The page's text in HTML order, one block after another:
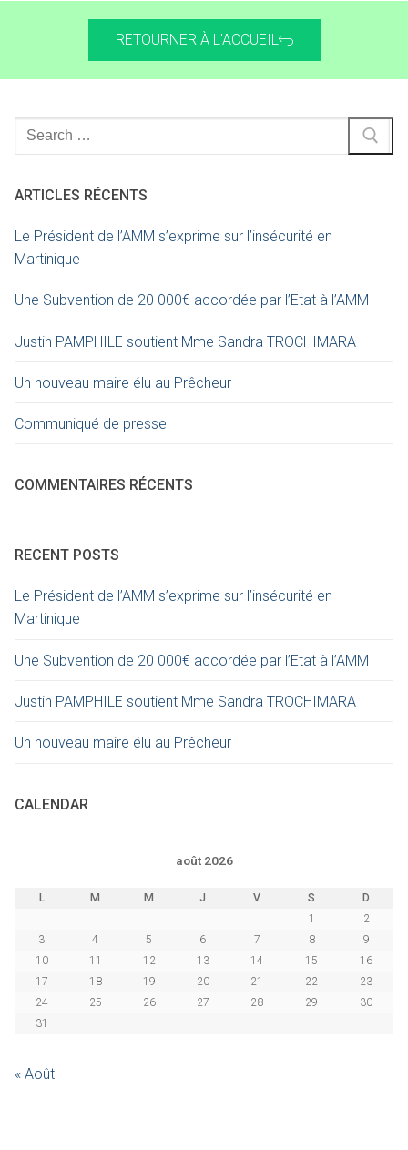
RETOURNER À L'ACCUEIL
ARTICLES RÉCENTS
Le Président de l’AMM s’exprime sur l’insécurité en
Martinique
Une Subvention de 20 000€ accordée par l’Etat à l’AMM
Justin PAMPHILE soutient Mme Sandra TROCHIMARA
Un nouveau maire élu au Prêcheur
Communiqué de presse
COMMENTAIRES RÉCENTS
RECENT POSTS
Le Président de l’AMM s’exprime sur l’insécurité en
Martinique
Une Subvention de 20 000€ accordée par l’Etat à l’AMM
Justin PAMPHILE soutient Mme Sandra TROCHIMARA
Un nouveau maire élu au Prêcheur
CALENDAR
août 2026
L M M J V S
D
1
2
3
4 5 6 7 8
9
10
11 12 13 14 15
16
17
18 19 20 21 22
23
24
25 26 27 28 29
30
31
« Août